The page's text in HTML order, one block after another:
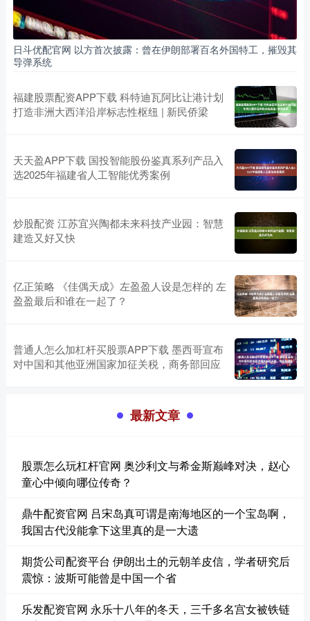
日斗优配官网 以方首次披露：曾在伊朗部署百名外国特工，摧毁其
导弹系统
福建股票配资APP下载 科特迪瓦阿比让港计划
打造非洲大西洋沿岸标志性枢纽 | 新民侨梁
天天盈APP下载 国投智能股份鉴真系列产品入
选2025年福建省人工智能优秀案例
炒股配资 江苏宜兴陶都未来科技产业园：智慧
建造又好又快
亿正策略 《佳偶天成》左盈盈人设是怎样的 左
盈盈最后和谁在一起了？
普通人怎么加杠杆买股票APP下载 墨西哥宣布
对中国和其他亚洲国家加征关税，商务部回应
最新文章
股票怎么玩杠杆官网 奥沙利文与希金斯巅峰对决，赵心
童心中倾向哪位传奇？
鼎牛配资官网 吕宋岛真可谓是南海地区的一个宝岛啊，
我国古代没能拿下这里真的是一大遗
期货公司配资平台 伊朗出土的元朝羊皮信，学者研究后
震惊：波斯可能曾是中国一个省
乐发配资官网 永乐十八年的冬天，三千多名宫女被铁链